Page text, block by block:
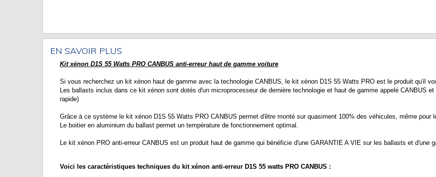
EN SAVOIR PLUS
Kit xénon D1S 55 Watts PRO CANBUS anti-erreur haut de gamme voiture
Si vous recherchez un kit xénon haut de gamme avec la technologie CANBUS, le kit xénon D1S 55 Watts PRO est le produit qu'il
Les ballasts inclus dans ce kit xénon sont dotés d'un microprocesseur de dernière technologie et haut de gamme appelé CANBUS
rapide)
Grâce à ce système le kit xénon D1S 55 Watts PRO CANBUS permet d'être monté sur quasiment 100% des véhicules, même pour
Le boitier en aluminium du ballast permet un température de fonctionnement optimal.
Le kit xénon PRO anti-erreur CANBUS est un produit haut de gamme qui bénéficie d'une GARANTIE A VIE sur les ballasts et d'une
Voici les caractéristiques techniques du kit xénon anti-erreur D1S 55 watts PRO CANBUS :